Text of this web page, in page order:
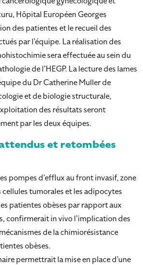
Hôpital Européen Georges
des patientes et le recueil des
par l’équipe. La réalisation des
sera effectuée au sein du
de l’HEGP. La lecture des lames
du Dr Catherine Muller de
et de biologie structurale,
des résultats seront
par les deux équipes.
et retombées
pompes d’efflux au front invasif, zone
tumorales et les adipocytes
patientes obèses par rapport aux
confirmerait in vivo l’implication des
de la chimiorésistance
obèses.
permettrait la mise en place d’une